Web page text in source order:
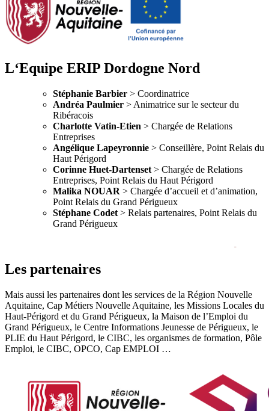
L‘Equipe ERIP Dordogne Nord
Stéphanie Barbier > Coordinatrice
Andréa Paulmier > Animatrice sur le secteur du
Ribéracois
Charlotte Vatin-Etien > Chargée de Relations
Entreprises
Angélique Lapeyronnie > Conseillère, Point Relais du
Haut Périgord
Corinne Huet-Dartenset > Chargée de Relations
Entreprises, Point Relais du Haut Périgord
Malika NOUAR > Chargée d’accueil et d’animation,
Point Relais du Grand Périgueux
Stéphane Codet > Relais partenaires, Point Relais du
Grand Périgueux
Les partenaires
Mais aussi les partenaires dont les services de la Région Nouvelle
Aquitaine, Cap Métiers Nouvelle Aquitaine, les Missions Locales du
Haut-Périgord et du Grand Périgueux, la Maison de l’Emploi du
Grand Périgueux, le Centre Informations Jeunesse de Périgueux, le
PLIE du Haut Périgord, le CIBC, les organismes de formation, Pôle
Emploi, le CIBC, OPCO, Cap EMPLOI …